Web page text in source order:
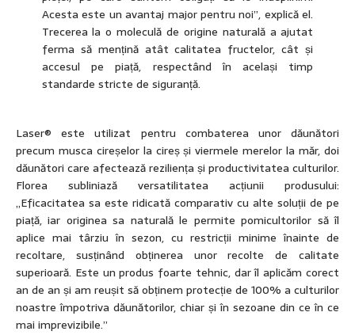
Acesta este un avantaj major pentru noi”, explică el.
Trecerea la o moleculă de origine naturală a ajutat
ferma să mențină atât calitatea fructelor, cât și
accesul pe piață, respectând în același timp
standarde stricte de siguranță.
Laser® este utilizat pentru combaterea unor dăunători
precum musca cireșelor la cireș și viermele merelor la măr, doi
dăunători care afectează reziliența și productivitatea culturilor.
Florea subliniază versatilitatea acțiunii produsului:
„Eficacitatea sa este ridicată comparativ cu alte soluții de pe
piață, iar originea sa naturală le permite pomicultorilor să îl
aplice mai târziu în sezon, cu restricții minime înainte de
recoltare, susținând obținerea unor recolte de calitate
superioară. Este un produs foarte tehnic, dar îl aplicăm corect
an de an și am reușit să obținem protecție de 100% a culturilor
noastre împotriva dăunătorilor, chiar și în sezoane din ce în ce
mai imprevizibile.”